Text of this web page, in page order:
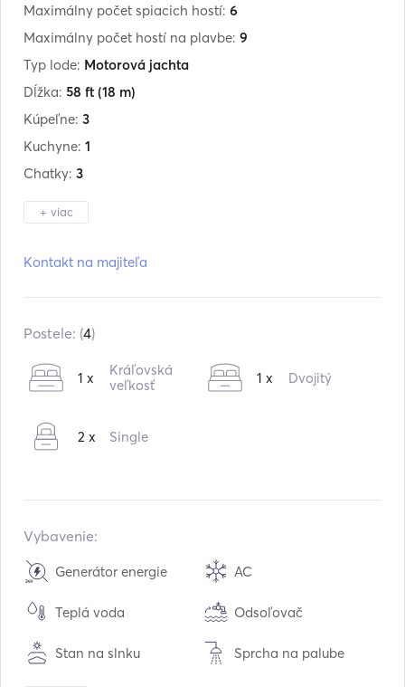
Maximálny počet spiacich hostí: 6
Maximálny počet hostí na plavbe: 9
Typ lode: Motorová jachta
Dĺžka: 58 ft (18 m)
Kúpeľne: 3
Kuchyne: 1
Chatky: 3
+ viac
Motory: 2 x 767hp
Spotreba:250 L /hodina
Kapacita paliva:3400
Kontakt na majiteľa
Postele: (4)
1 x
Kráľovská
veľkosť
1 x Dvojitý
2 x Single
Vybavenie:
Generátor energie AC
Teplá voda Odsoľovač
Stan na slnku Sprcha na palube